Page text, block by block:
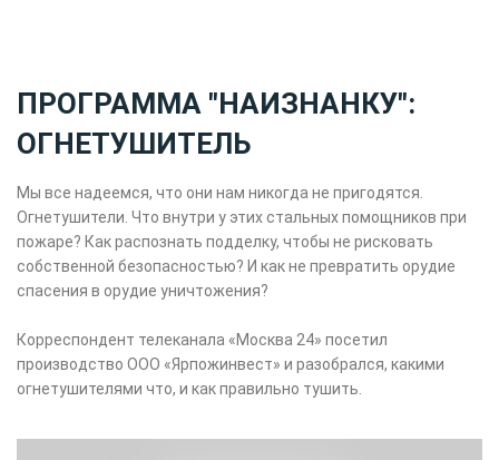
ПРОГРАММА "НАИЗНАНКУ":
ОГНЕТУШИТЕЛЬ
Мы все надеемся, что они нам никогда не пригодятся.
Огнетушители. Что внутри у этих стальных помощников при
пожаре? Как распознать подделку, чтобы не рисковать
собственной безопасностью? И как не превратить орудие
спасения в орудие уничтожения?
Корреспондент телеканала «Москва 24» посетил
производство ООО «Ярпожинвест» и разобрался, какими
огнетушителями что, и как правильно тушить.